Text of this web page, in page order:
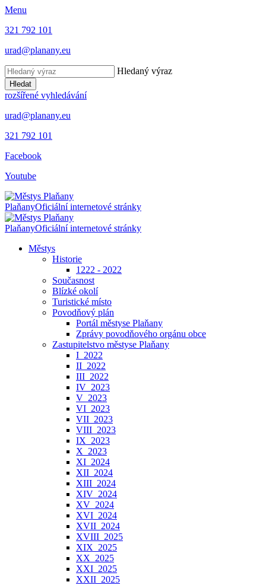
Menu
321 792 101
urad@planany.eu
Hledaný výraz
Hledat
rozšířené vyhledávání
urad@planany.eu
321 792 101
Facebook
Youtube
PlaňanyOficiální internetové stránky
PlaňanyOficiální internetové stránky
Městys
Historie
1222 - 2022
Současnost
Blízké okolí
Turistické místo
Povodňový plán
Portál městyse Plaňany
Zprávy povodňového orgánu obce
Zastupitelstvo městyse Plaňany
I_2022
II_2022
III_2022
IV_2023
V_2023
VI_2023
VII_2023
VIII_2023
IX_2023
X_2023
XI_2024
XII_2024
XIII_2024
XIV_2024
XV_2024
XVI_2024
XVII_2024
XVIII_2025
XIX_2025
XX_2025
XXI_2025
XXII_2025